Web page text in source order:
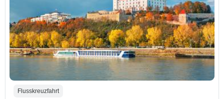
Flusskreuzfahrt